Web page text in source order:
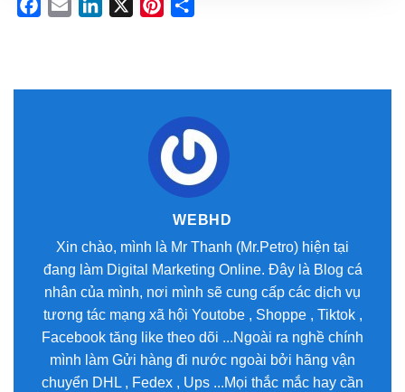
Facebook
Email LinkedIn Pinterest
WEBHD
Xin chào, mình là Mr Thanh (Mr.Petro) hiện tại
đang làm Digital Marketing Online. Đây là Blog cá
nhân của mình, nơi mình sẽ cung cấp các dịch vụ
tương tác mạng xã hội Youtobe , Shoppe , Tiktok ,
Facebook tăng like theo dõi ...Ngoài ra nghề chính
mình làm Gửi hàng đi nước ngoài bởi hãng vận
chuyển DHL , Fedex , Ups ...Mọi thắc mắc hay cần